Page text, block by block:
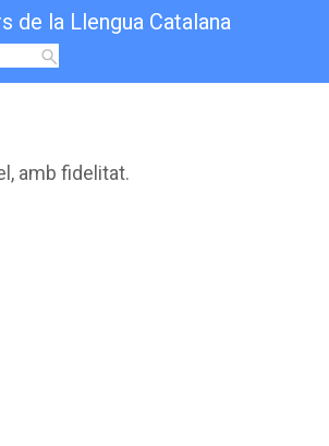
de la Llengua Catalana
amb fidelitat.